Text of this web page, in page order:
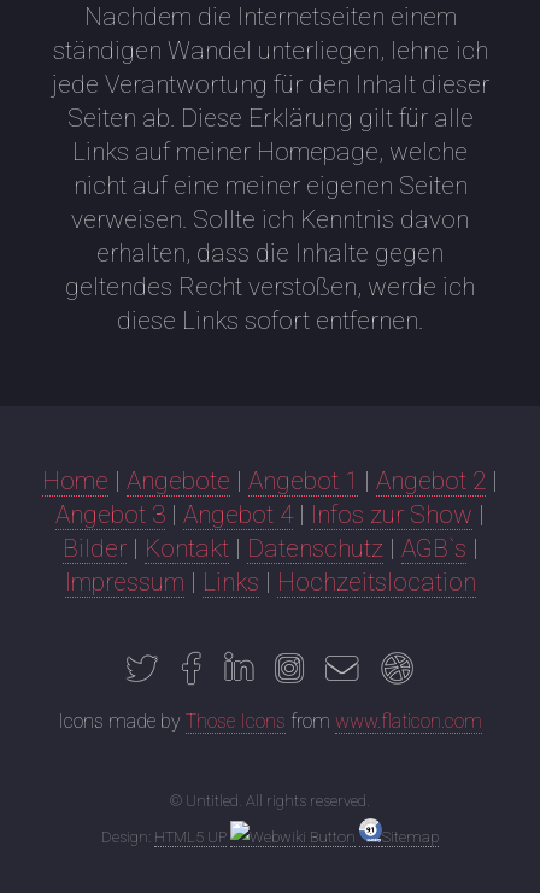
Nachdem die Internetseiten einem
ständigen Wandel unterliegen, lehne ich
jede Verantwortung für den Inhalt dieser
Seiten ab. Diese Erklärung gilt für alle
Links auf meiner Homepage, welche
nicht auf eine meiner eigenen Seiten
verweisen. Sollte ich Kenntnis davon
erhalten, dass die Inhalte gegen
geltendes Recht verstoßen, werde ich
diese Links sofort entfernen.
Home | Angebote | Angebot 1 | Angebot 2 |
Angebot 3 | Angebot 4| Infos zur Show |
Bilder| Kontakt| Datenschutz| AGB`s |
Impressum | Links | Hochzeitslocation
Icons made by Those Icons from www.flaticon.com
© Untitled. All rights reserved.
Design: HTML5 UP Sitemap